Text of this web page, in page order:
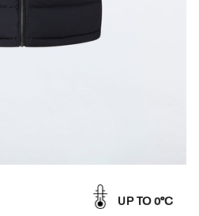
UP TO 0°C